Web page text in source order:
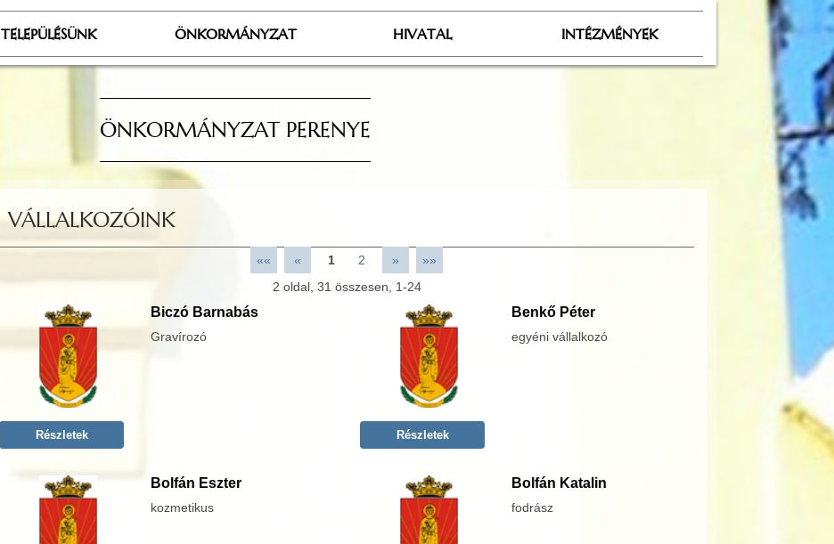
TELEPÜLÉSÜNK ÖNKORMÁNYZAT HIVATAL INTÉZMÉNYEK
ÖNKORMÁNYZAT PERENYE
VÁLLALKOZÓINK
«« « 1 2 »
»»
2 oldal, 31 összesen, 1-24
Biczó Barnabás
Gravírozó
Részletek
Benkő Péter
egyéni vállalkozó
Részletek
Bolfán Eszter
kozmetikus
Bolfán Katalin
fodrász